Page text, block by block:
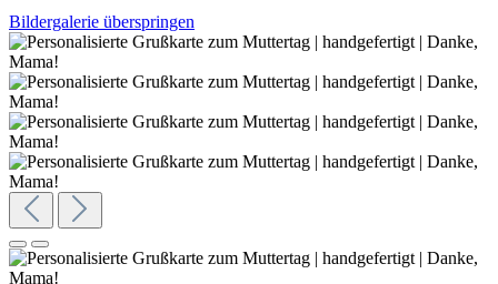
Bildergalerie überspringen